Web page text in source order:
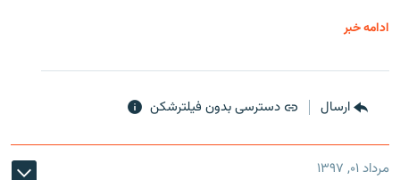
ادامه خبر
ارسال دسترسی بدون فیلترشکن
مرداد ۰۱, ۱۳۹۷